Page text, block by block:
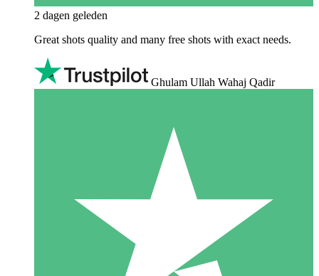
2 dagen geleden
Great shots quality and many free shots with exact needs.
Ghulam Ullah Wahaj Qadir